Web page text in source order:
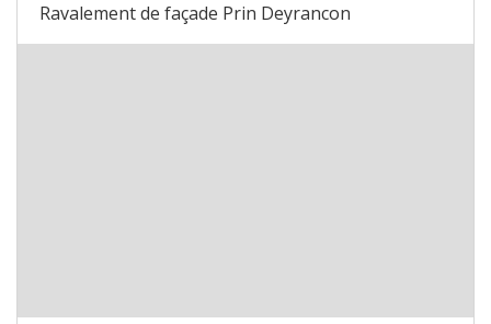
Ravalement de façade Prin Deyrancon